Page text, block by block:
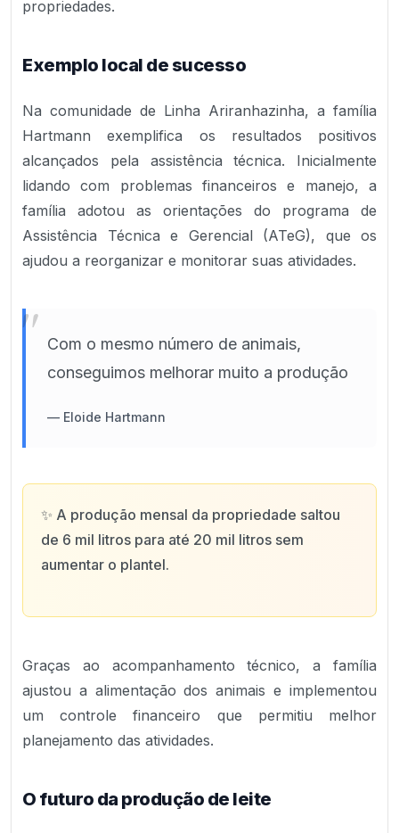
propriedades.
Exemplo local de sucesso
Na comunidade de Linha Ariranhazinha, a família
Hartmann exemplifica os resultados positivos
alcançados pela assistência técnica. Inicialmente
lidando com problemas financeiros e manejo, a
família adotou as orientações do programa de
Assistência Técnica e Gerencial (ATeG), que os
ajudou a reorganizar e monitorar suas atividades.
" Com o mesmo número de animais,
conseguimos melhorar muito a produção
— Eloide Hartmann
✨ A produção mensal da propriedade saltou
de 6 mil litros para até 20 mil litros sem
aumentar o plantel.
Graças ao acompanhamento técnico, a família
ajustou a alimentação dos animais e implementou
um controle financeiro que permitiu melhor
planejamento das atividades.
O futuro da produção de leite